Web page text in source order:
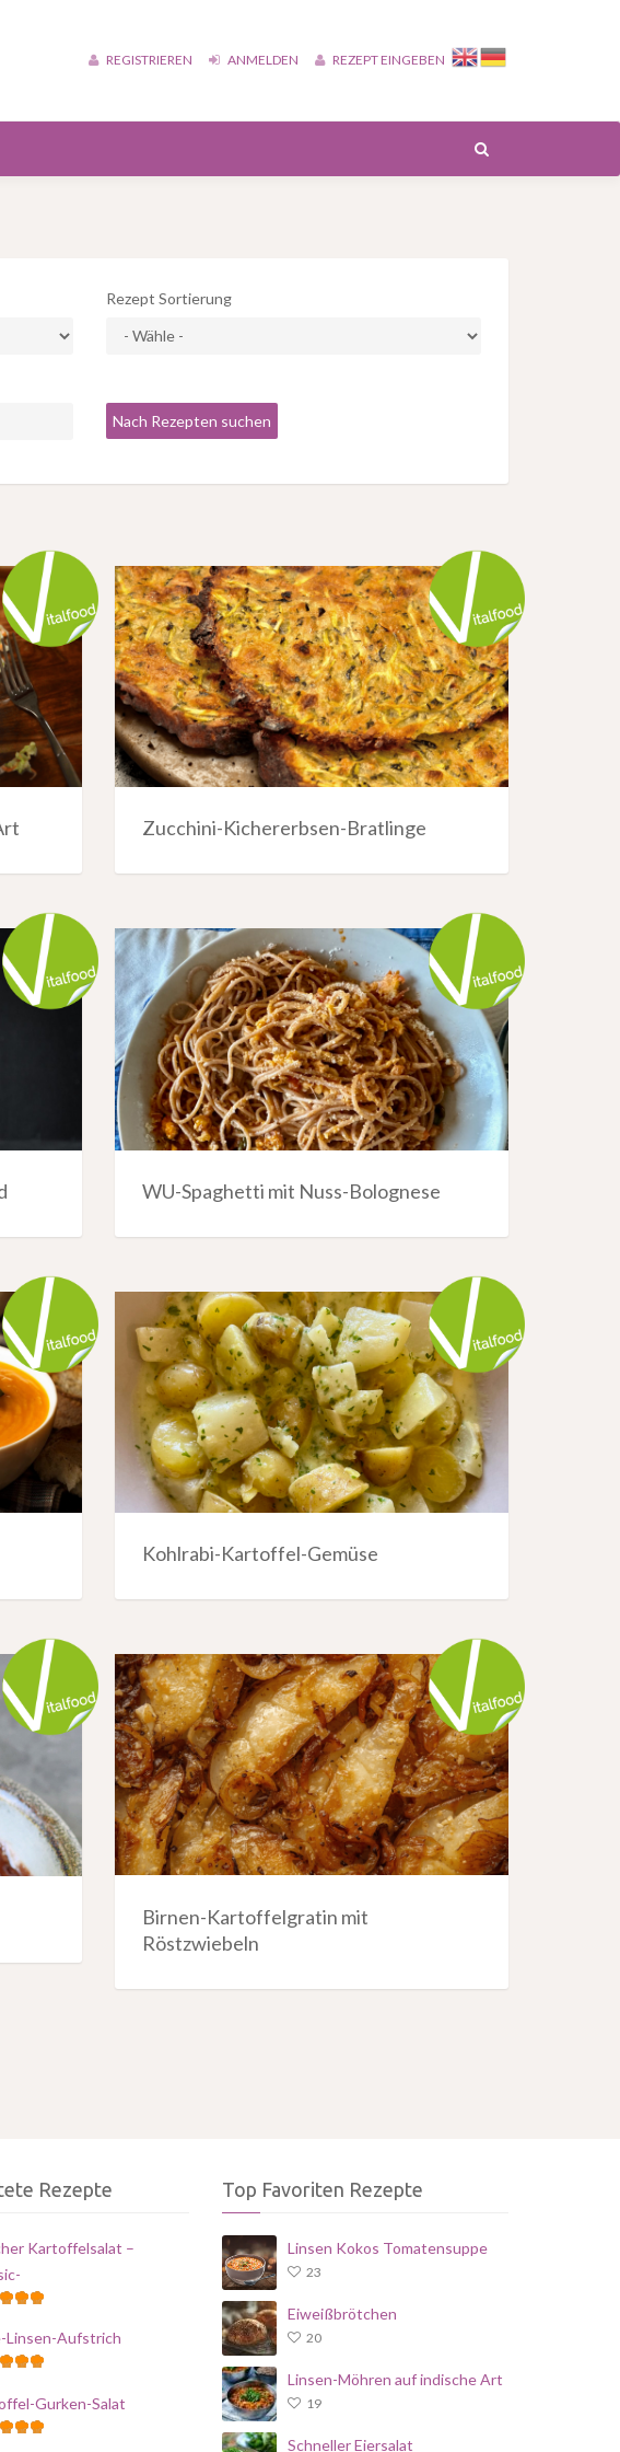
REGISTRIEREN ANMELDEN REZEPT EINGEBEN
Rezept Sortierung
Nach Rezepten suchen
Zucchini-Kichererbsen-Bratlinge
WU-Spaghetti mit Nuss-Bolognese
Kohlrabi-Kartoffel-Gemüse
Birnen-Kartoffelgratin mit
Röstzwiebeln
Rezepte
Kartoffelsalat –
Linsen-Aufstrich
Gurken-Salat
Top Favoriten Rezepte
Linsen Kokos Tomatensuppe
23
Eiweißbrötchen
20
Linsen-Möhren auf indische Art
19
Schneller Eiersalat